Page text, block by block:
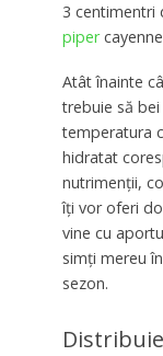
3 centimentri
piper
Atât înainte
trebuie să
temperatura
hidratat
nutrimenții,
îți vor oferi
vine cu
simți mereu
sezon.